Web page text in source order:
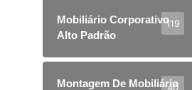
Mobiliário Corporativo
Alto Padrão
119
Montagem De Mobiliário
40